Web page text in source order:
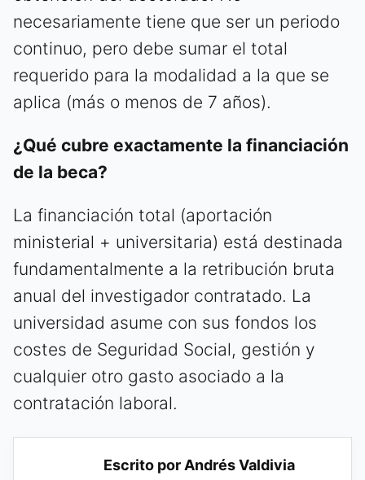
necesariamente tiene que ser un periodo
continuo, pero debe sumar el total
requerido para la modalidad a la que se
aplica (más o menos de 7 años).
¿Qué cubre exactamente la financiación
de la beca?
La financiación total (aportación
ministerial + universitaria) está destinada
fundamentalmente a la retribución bruta
anual del investigador contratado. La
universidad asume con sus fondos los
costes de Seguridad Social, gestión y
cualquier otro gasto asociado a la
contratación laboral.
Escrito por Andrés Valdivia